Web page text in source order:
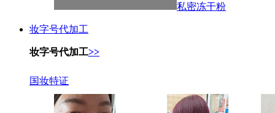
私密冻干粉
妆字号代加工
妆字号代加工>>
国妆特证